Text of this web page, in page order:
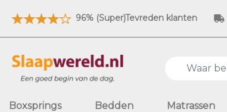
96% (Super)Tevreden klanten
Boxsprings Bedden Matrassen